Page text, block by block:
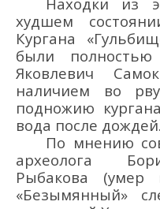
худшем
Кургана «Гульбищ
были
Яковлевич
наличием во
подножию
вода после дождей.
По мнению
археолога
Рыбакова
«Безымянный»